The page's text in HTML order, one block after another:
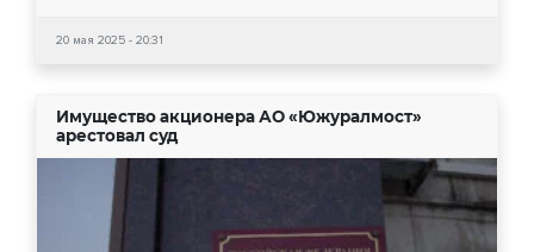
20 мая 2025 - 20:31
Имущество акционера АО «Южуралмост»
арестовал суд